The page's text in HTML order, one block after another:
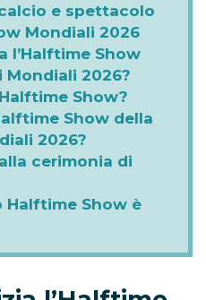
e spettacolo
Mondiali 2026
l’Halftime Show
Mondiali 2026?
Show?
Show della
2026?
cerimonia di
Halftime Show è